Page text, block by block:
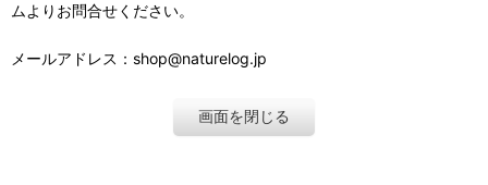
ムよりお問合せください。
メールアドレス：shop@naturelog.jp
画面を閉じる